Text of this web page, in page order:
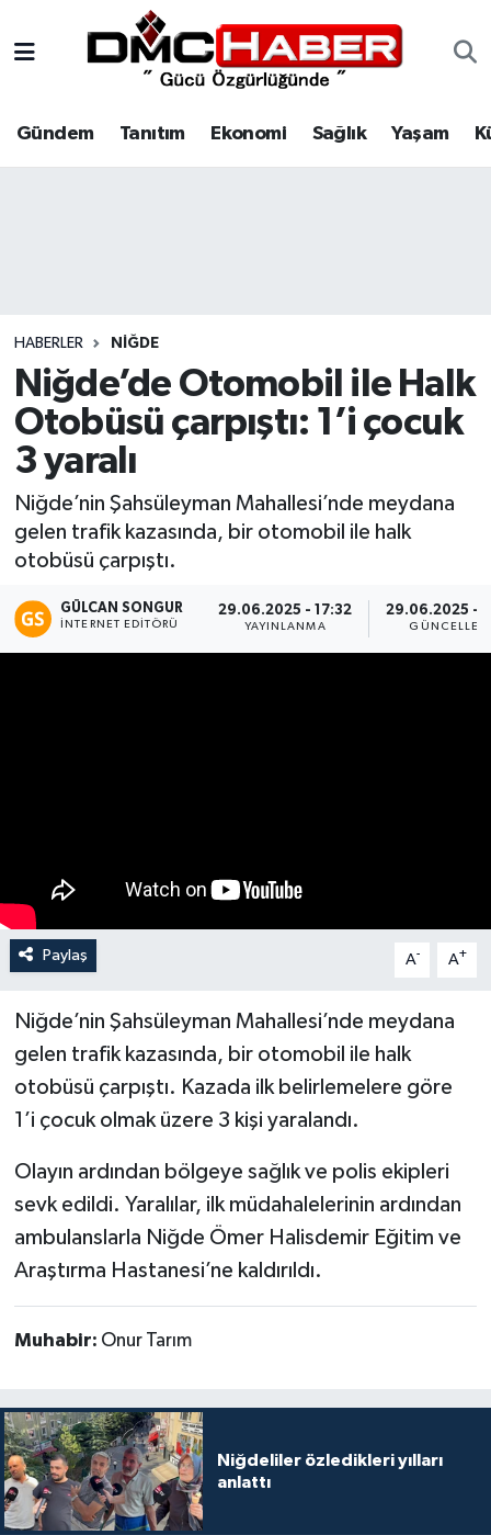
Gündem Tanıtım Ekonomi Sağlık Yaşam
HABERLER NIĞDE
Niğde’de Otomobil ile Halk
Otobüsü çarpıştı: 1’i çocuk
3 yaralı
Niğde’nin Şahsüleyman Mahallesi’nde meydana
gelen trafik kazasında, bir otomobil ile halk
otobüsü çarpıştı.
GÜLCAN SONGUR
İNTERNET EDITÖRÜ
29.06.2025 - 17:32
YAYINLANMA
29.06.2025 -
Paylaş A- A+
Niğde’nin Şahsüleyman Mahallesi’nde meydana
gelen trafik kazasında, bir otomobil ile halk
otobüsü çarpıştı. Kazada ilk belirlemelere göre
1’i çocuk olmak üzere 3 kişi yaralandı.
Olayın ardından bölgeye sağlık ve polis ekipleri
sevk edildi. Yaralılar, ilk müdahalelerinin ardından
ambulanslarla Niğde Ömer Halisdemir Eğitim ve
Araştırma Hastanesi’ne kaldırıldı.
Muhabir: Onur Tarım
Niğdeliler özledikleri yılları
anlattı
Tanıtım
Spor
Siyaset
Eğitim
Nöbetçi Eczaneler
Hava Durumu
Haber Arşivi